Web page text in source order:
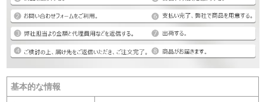
基本的な情報